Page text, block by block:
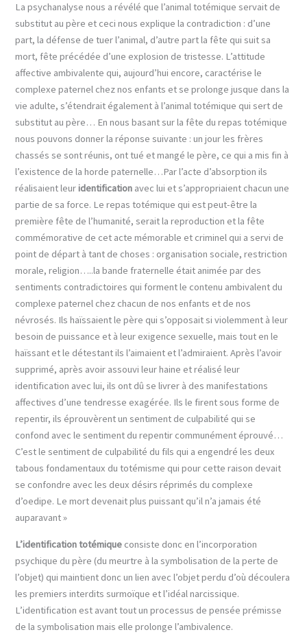
La psychanalyse nous a révélé que l’animal totémique servait de
substitut au père et ceci nous explique la contradiction : d’une
part, la défense de tuer l’animal, d’autre part la fête qui suit sa
mort, fête précédée d’une explosion de tristesse. L’attitude
affective ambivalente qui, aujourd’hui encore, caractérise le
complexe paternel chez nos enfants et se prolonge jusque dans la
vie adulte, s’étendrait également à l’animal totémique qui sert de
substitut au père… En nous basant sur la fête du repas totémique
nous pouvons donner la réponse suivante : un jour les frères
chassés se sont réunis, ont tué et mangé le père, ce qui a mis fin à
l’existence de la horde paternelle…Par l’acte d’absorption ils
réalisaient leuridentification avec lui et s’appropriaient chacun une
partie de sa force. Le repas totémique qui est peut-être la
première fête de l’humanité, serait la reproduction et la fête
commémorative de cet acte mémorable et criminel qui a servi de
point de départ à tant de choses : organisation sociale, restriction
morale, religion…..la bande fraternelle était animée par des
sentiments contradictoires qui forment le contenu ambivalent du
complexe paternel chez chacun de nos enfants et de nos
névrosés. Ils haïssaient le père qui s’opposait si violemment à leur
besoin de puissance et à leur exigence sexuelle, mais tout en le
haïssant et le détestant ils l’aimaient et l’admiraient. Après l’avoir
supprimé, après avoir assouvi leur haine et réalisé leur
identification avec lui, ils ont dû se livrer à des manifestations
affectives d’une tendresse exagérée. Ils le firent sous forme de
repentir, ils éprouvèrent un sentiment de culpabilité qui se
confond avec le sentiment du repentir communément éprouvé…
C’est le sentiment de culpabilité du fils qui a engendré les deux
tabous fondamentaux du totémisme qui pour cette raison devait
se confondre avec les deux désirs réprimés du complexe
d’oedipe. Le mort devenait plus puissant qu’il n’a jamais été
auparavant »
L’identification totémique consiste donc en l’incorporation
psychique du père (du meurtre à la symbolisation de la perte de
l’objet) qui maintient donc un lien avec l’objet perdu d’où découlera
les premiers interdits surmoïque et l’idéal narcissique.
L’identification est avant tout un processus de pensée prémisse
de la symbolisation mais elle prolonge l’ambivalence.